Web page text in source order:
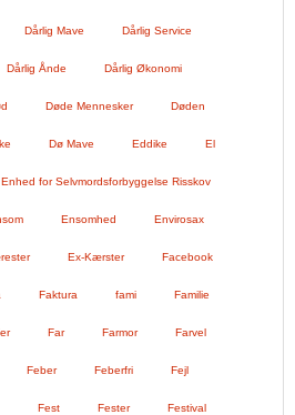
Dårlig Mave Dårlig Service
Dårlig Ånde Dårlig Økonomi
Døde Mennesker Døden
Dø Mave Eddike El
Enhed for Selvmordsforbyggelse Risskov
Ensomhed Envirosax
Ex-Kærster Facebook
Faktura fami Familie
Far Farmor Farvel
Feber Feberfri Fejl
Fest Fester Festival